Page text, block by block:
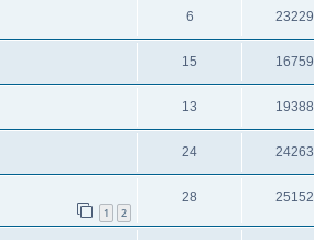
6 23229
15 16759
13 19388
24 24263
1 2
28 25152